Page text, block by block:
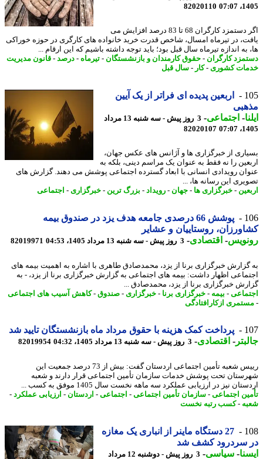
82020110
اگر دستمزد کارگران 68 تا 83 درصد افزایش می
در تیرماه امسال، شاخص قدرت خرید خانواده های کارگری در حوزه خوراکی
به اندازه تیرماه سال قبل بود؛ باید توجه داشته باشیم که این ارقام ...
کارگران- حقوق کارمندان و بازنشستگان-تیرماه-درصد-قانون مدیریت
کشوری- کار -سال قبل
اربعین پدیده ای فراتر از یک آیین
-اجتماعی-
3 روز پیش - سه شنبه 13 مرداد
82020107
از خبرگزاری ها و آژانس های عکس جهان،
را نه فقط به عنوان یک مراسم دینی، بلکه به
رویدادی انسانی با ابعاد گسترده اجتماعی پوشش می دهند. گزارش های
این رسانه ها، ...
-خبرگزاری ها - جهان-رویداد-بزرگ ترین- خبرگزاری - اجتماعی
پوشش 66 درصدی جامعه هدف یزد در صندوق بیمه
روستاییان و عشایر
-اقتصادی-3 روز پیش - سه شنبه 13 مرداد 1405، 04:53 82019971
خبرگزاری برنا از یزد، محمدصادق طاهری با اشاره به اهمیت بیمه های
اظهار داشت: بیمه های اجتماعی به گزارش خبرگزاری برنا از یزد، - به
خبرگزاری برنا از یزد، محمدصادق ...
-بیمه -خبرگزاری برنا-خبرگزاری - صندوق-کاهش آسیب های اجتماعی
ازکارافتادگی
پرداخت کمک هزینه با حقوق مرداد ماه بازنشستگان تایید شد
-اقتصادی-3 روز پیش - سه شنبه 13 مرداد 1405، 04:32 82019954
رییس شعبه تأمین اجتماعی اردستان گفت: بیش از 73 درصد جمعیت این
تحت پوشش خدمات سازمان تأمین اجتماعی قرار دارند و شعبه
نیز در ارزیابی عملکرد سه ماهه نخست سال 1405 موفق به کسب ...
اجتماعی-سازمان تأمین اجتماعی-اجتماعی-اردستان-ارزیابی عملکرد-
-کسب رتبه نخست
27 دستگاه ماینر از انباری یک مغازه
سردرود کشف شد
-سیاسی-
3 روز پیش - دوشنبه 12 مرداد